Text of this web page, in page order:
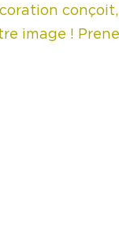
image !